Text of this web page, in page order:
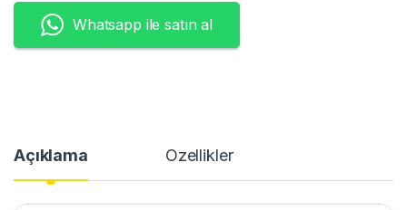
Whatsapp ile satın al
Açıklama Özellikler